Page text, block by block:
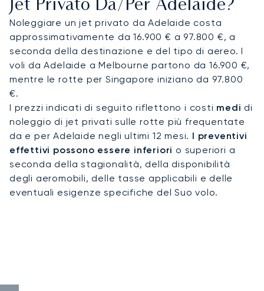
accorciano i viaggi successivi: le Adelaide Hills e la
Barossa Valley sono raggiungibili in circa 20 minuti
di volo, mentre Kangaroo Island dista circa 45
minuti in elicottero, rispetto a diverse ore via
strada e traghetto.
Con due decenni di esperienza, LunaJets è stato
il primo broker europeo di jet privati a ricevere la
certificazione Argus®, a testimonianza di rigorosi
standard di sicurezza e di un servizio d'eccellenza.
Ad Adelaide, questa competenza assicura arrivi
discreti per i festival culturali, trasferimenti
efficienti per le visite ai vigneti e un accesso su
misura alle più esclusive località costiere e
Jet Privato Da/per Adelaide?
Noleggiare un jet privato da Adelaide costa
approssimativamente da 16.900 € a 97.800 €, a
seconda della destinazione e del tipo di aereo. I
voli da Adelaide a Melbourne partono da 16.900 €,
mentre le rotte per Singapore iniziano da 97.800
€.
I prezzi indicati di seguito riflettono i costi medi di
noleggio di jet privati sulle rotte più frequentate
da e per Adelaide negli ultimi 12 mesi. I preventivi
effettivi possono essere inferiori o superiori a
seconda della stagionalità, della disponibilità
degli aeromobili, delle tasse applicabili e delle
eventuali esigenze specifiche del Suo volo.